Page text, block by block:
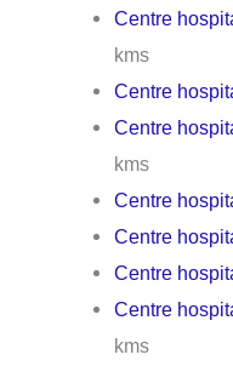
Centre
kms
Centre
Centre
kms
Centre
Centre
Centre
Centre
kms